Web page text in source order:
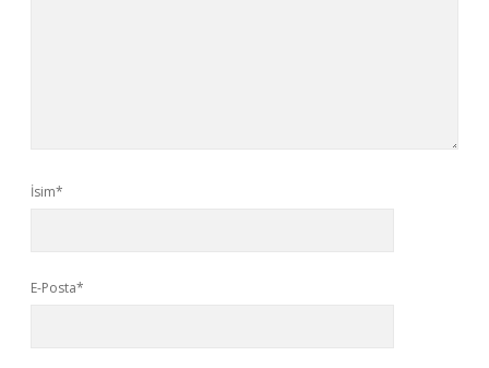
İsim*
E-Posta*